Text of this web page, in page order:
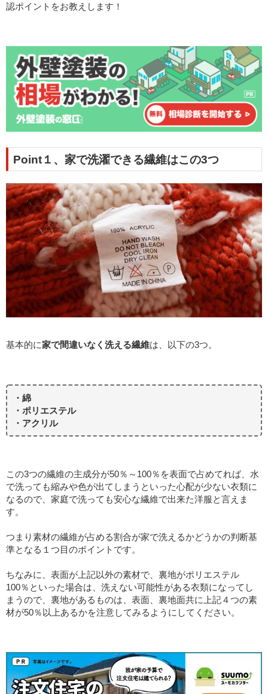
認ポイントをお教えします！
Point１、家で洗濯できる繊維はこの3つ
基本的に家で間違いなく洗える繊維は、以下の3つ。
・綿
・ポリエステル
・アクリル
この3つの繊維の主成分が50％～100％を表面で占めてれば、水
で洗っても縮みや色が出てしまうといった心配が少ない衣類に
なるので、家庭で洗っても安心な繊維で出来た洋服と言えま
す。
つまり素材の繊維が占める割合が家で洗えるかどうかの判断基
準となる１つ目のポイントです。
ちなみに、表面が上記以外の素材で、裏地がポリエステル
100％といった場合は、洗えない可能性がある衣類になってし
まうので、裏地があるものは、表面、裏地面共に上記４つの素
材が50％以上あるかを注意してみるようにしてください。